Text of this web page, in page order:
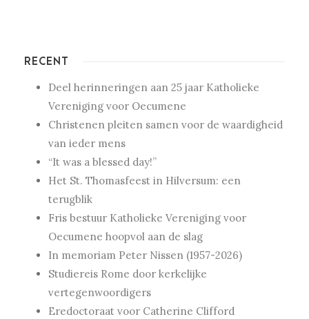
RECENT
Deel herinneringen aan 25 jaar Katholieke
Vereniging voor Oecumene
Christenen pleiten samen voor de waardigheid
van ieder mens
“It was a blessed day!”
Het St. Thomasfeest in Hilversum: een
terugblik
Fris bestuur Katholieke Vereniging voor
Oecumene hoopvol aan de slag
In memoriam Peter Nissen (1957-2026)
Studiereis Rome door kerkelijke
vertegenwoordigers
Eredoctoraat voor Catherine Clifford